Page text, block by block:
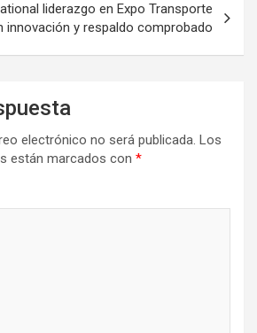
liderazgo en Expo Transporte
innovación y respaldo comprobado
electrónico no será publicada. Los
están marcados con *